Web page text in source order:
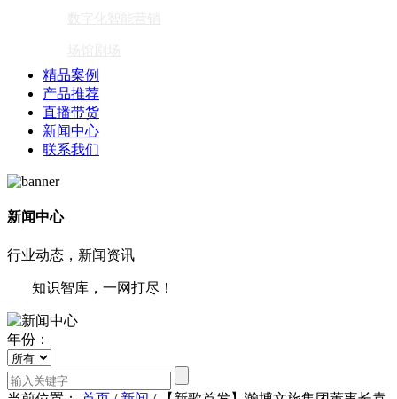
精品案例
产品推荐
直播带货
新闻中心
联系我们
新闻中心
行业动态，新闻资讯
知识智库，一网打尽！
年份：